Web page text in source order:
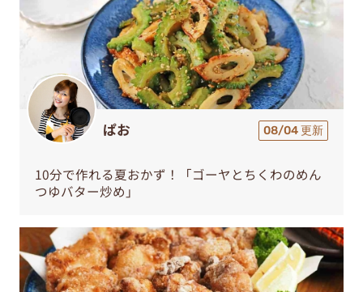
ぱお 08/04 更新
10分で作れる夏おかず！「ゴーヤとちくわのめん
つゆバター炒め」